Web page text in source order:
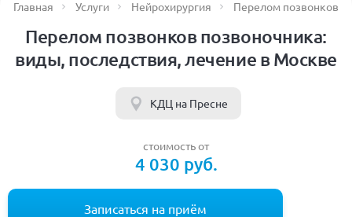
Главная Услуги Нейрохирургия Перелом позвонков
Перелом позвонков позвоночника:
виды, последствия, лечение в Москве
КДЦ на Пресне
стоимость от
4 030 руб.
Записаться на приём